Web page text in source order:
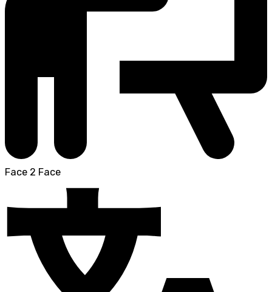
Face 2 Face